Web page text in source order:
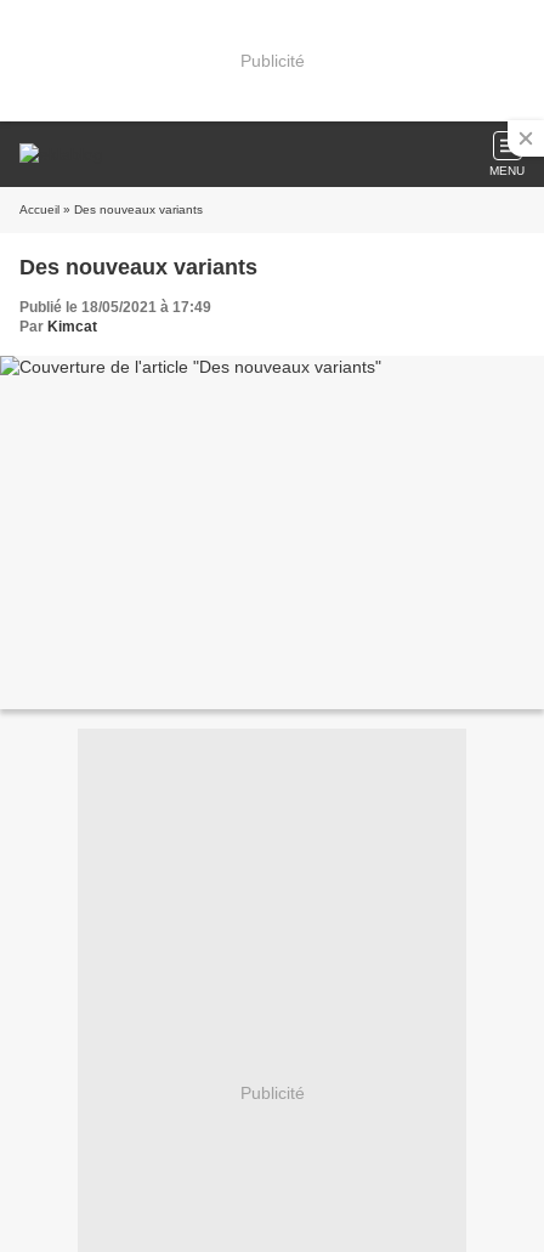
Publicité
MENU
Accueil » Des nouveaux variants
Des nouveaux variants
Publié le 18/05/2021 à 17:49
Par Kimcat
Publicité